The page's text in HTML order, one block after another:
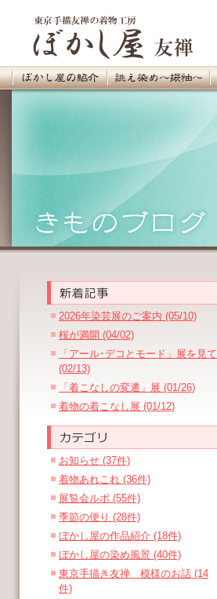
2026年染芸展のご案内 (05/10)
桜が満開 (04/02)
「アール･デコとモード」展を見て
(02/13)
「着こなしの変遷」展 (01/26)
着物の着こなし展 (01/12)
お知らせ (37件)
着物あれこれ (36件)
展覧会ルポ (55件)
季節の便り (28件)
ぼかし屋の作品紹介 (18件)
ぼかし屋の染め風景 (40件)
東京手描き友禅 模様のお話 (14
件)